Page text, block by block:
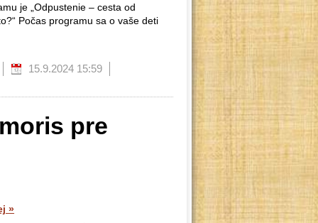
je „Odpustenie – cesta od
Počas programu sa o vaše deti
15.9.2024 15:59
pre
»